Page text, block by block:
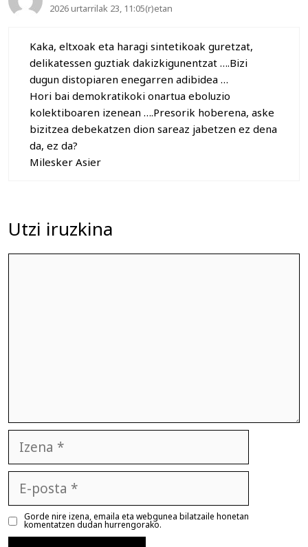
2026 urtarrilak 23, 11:05(r)etan
Kaka, eltxoak eta haragi sintetikoak guretzat,
delikatessen guztiak dakizkigunentzat ….Bizi
dugun distopiaren enegarren adibidea …
Hori bai demokratikoki onartua eboluzio
kolektiboaren izenean ….Presorik hoberena, aske
bizitzea debekatzen dion sareaz jabetzen ez dena
da, ez da?
Milesker Asier
Utzi iruzkina
posta
Gorde nire izena, emaila eta webgunea bilatzaile honetan
komentatzen dudan hurrengorako.